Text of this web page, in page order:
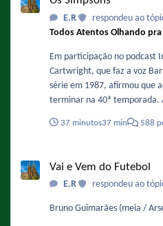
https://
cinebiografia-de-michael-
nos-cinemas-confira
E.R
respondeu ao
Todos Atentos Olhando pra
Em participação no podcast
Cartwright, que faz a voz
série em 1987, afirmou que
terminar na 40ª temporada.
temporada, já tem
https://
bart-serie-vai-acabar-na-40-
37 minutos37 min 588
Vai e Vem do Futebol
E.R respondeu ao
Bruno Guimarães (meia /